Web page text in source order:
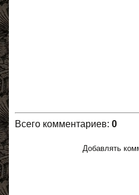
Всего комментариев: 0
Добавлять